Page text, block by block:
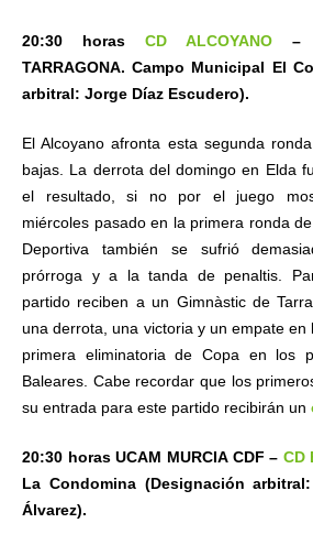
20:30 horas CD ALCOYANO –
TARRAGONA. Campo Municipal El
arbitral: Jorge Díaz Escudero).
El Alcoyano afronta esta segunda
bajas. La derrota del domingo en Elda
el resultado, si no por el juego
miércoles pasado en la primera ronda
Deportiva también se sufrió
prórroga y a la tanda de penaltis.
partido reciben a un Gimnàstic de
una derrota, una victoria y un empate en
primera eliminatoria de Copa en los
Baleares. Cabe recordar que los
su entrada para este partido recibirán un
20:30 horas UCAM MURCIA CDF – CD
La Condomina (Designación
Álvarez).